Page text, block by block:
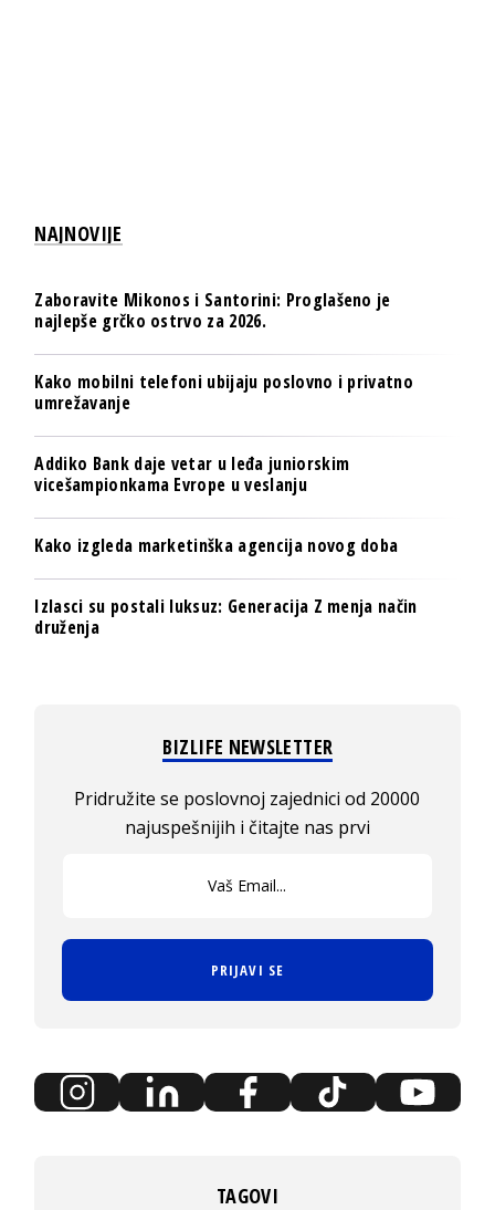
NAJNOVIJE
Zaboravite Mikonos i Santorini: Proglašeno je
najlepše grčko ostrvo za 2026.
Kako mobilni telefoni ubijaju poslovno i privatno
umrežavanje
Addiko Bank daje vetar u leđa juniorskim
vicešampionkama Evrope u veslanju
Kako izgleda marketinška agencija novog doba
Izlasci su postali luksuz: Generacija Z menja način
druženja
BIZLIFE NEWSLETTER
Pridružite se poslovnoj zajednici od 20000
najuspešnijih i čitajte nas prvi
PRIJAVI SE
TAGOVI